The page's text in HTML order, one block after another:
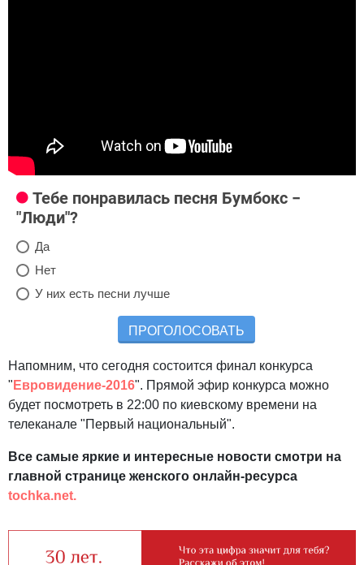
Тебе понравилась песня Бумбокс −
"Люди"?
Да
Нет
У них есть песни лучше
ПРОГОЛОСОВАТЬ
Напомним, что сегодня состоится финал конкурса
" Евровидение-2016". Прямой эфир конкурса можно
будет посмотреть в 22:00 по киевскому времени на
телеканале "Первый национальный".
Все самые яркие и интересные новости смотри на
главной странице женского онлайн-ресурса
tochka.net.